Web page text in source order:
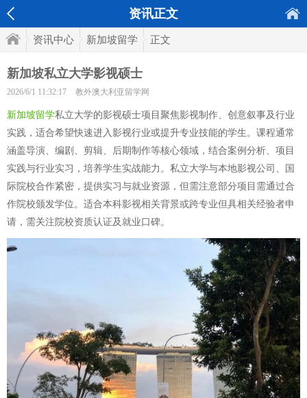
资讯正文
资讯中心 新加坡留学 正文
新加坡私立大学影视硕士
2026/6/1 11:32:17 教外澳大利亚留学网
新加坡留学私立大学的影视硕士项目聚焦影视制作、创意叙事及行业
实践，适合希望快速进入影视行业或提升专业技能的学生。课程通常
涵盖导演、编剧、剪辑、后期制作等核心领域，结合案例分析、项目
实践与行业实习，培养学生实战能力。私立大学与本地影视公司、国
际院校合作紧密，提供实习与就业资源，但需注意部分项目需通过合
作院校颁发学位。适合本科影视相关背景或跨专业但具相关经验者申
请，需关注院校资质认证及就业口碑。